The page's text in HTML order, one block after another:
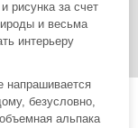
рисунка за счет
и весьма
интерьеру
напрашивается
безусловно,
альпака